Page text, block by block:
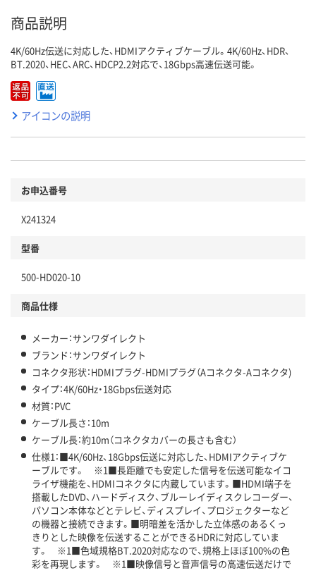
商品説明
4K/60Hz伝送に対応した、HDMIアクティブケーブル。4K/60Hz、HDR、
BT.2020、HEC、ARC、HDCP2.2対応で、18Gbps高速伝送可能。
アイコンの説明
お申込番号
X241324
型番
500-HD020-10
商品仕様
メーカー：サンワダイレクト
ブランド：サンワダイレクト
コネクタ形状：HDMIプラグ-HDMIプラグ（Aコネクタ-Aコネクタ)
タイプ：4K/60Hz・18Gbps伝送対応
材質：PVC
ケーブル長さ：10m
ケーブル長：約10m（コネクタカバーの長さも含む）
仕様1：■4K/60Hz、18Gbps伝送に対応した、HDMIアクティブケ
ーブルです。 ※1■長距離でも安定した信号を伝送可能なイコ
ライザ機能を、HDMIコネクタに内蔵しています。■HDMI端子を
搭載したDVD、ハードディスク、ブルーレイディスクレコーダー、
パソコン本体などとテレビ、ディスプレイ、プロジェクターなど
の機器と接続できます。■明暗差を活かした立体感のあるくっ
きりとした映像を伝送することができるHDRに対応していま
す。 ※1■色域規格BT.2020対応なので、規格上ほぼ100%の色
彩を再現します。 ※1■映像信号と音声信号の高速伝送だけで